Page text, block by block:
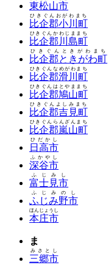
東松山市
比企郡小川町
ひきぐんおがわまち
比企郡川島町
ひきぐんかわじままち
比企郡ときがわ町
ひきぐんときがわまち
比企郡滑川町
ひきぐんなめがわまち
比企郡鳩山町
ひきぐんはとやままち
比企郡吉見町
ひきぐんよしみまち
比企郡嵐山町
ひきぐんらんざんまち
日高市
ひだかし
深谷市
ふかやし
富士見市
ふじみし
ふじみ野市
ふじみのし
本庄市
ほんじょうし
ま
三郷市
みさとし